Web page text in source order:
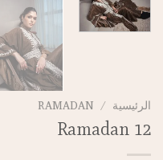
الرئيسية /
RAMADAN
Ramadan 12